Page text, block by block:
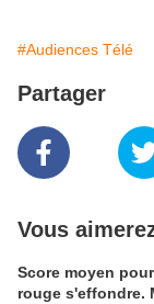
#Audiences Télé
Partager
Vous
Score moyen
rouge s'effondre.